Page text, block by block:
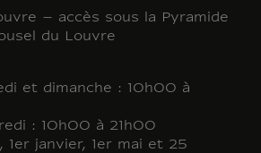
– accès sous la Pyramide
du Louvre
et dimanche : 10h00 à
: 10h00 à 21h00
1er janvier, 1er mai et 25